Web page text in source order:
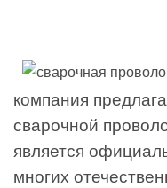
компания
сварочной
является
многих